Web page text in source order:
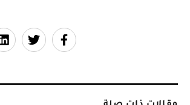
مقالات ذات صلة